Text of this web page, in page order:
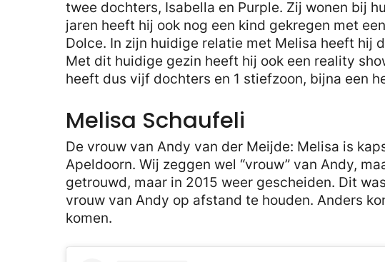
twee dochters, Isabella en Purple. Zij wonen bij
jaren heeft hij ook nog een kind gekregen met
Dolce. In zijn huidige relatie met Melisa heeft hij
Met dit huidige gezin heeft hij ook een reality
heeft dus vijf dochters en 1 stiefzoon, bijna een
Melisa Schaufeli
De vrouw van Andy van der Meijde: Melisa is
Apeldoorn. Wij zeggen wel “vrouw” van Andy,
getrouwd, maar in 2015 weer gescheiden. Dit
vrouw van Andy op afstand te houden. Anders
komen.